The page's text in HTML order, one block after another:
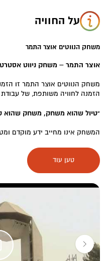
על החוויה
משחק הנווטים אוצר התמר
אוצר התמר – משחק ניווט
משחק הנווטים אוצר התמר זו
הזמנה לחוויה משותפת, של
"טיול שהוא משחק, משחק שהוא
המשחק אינו מחייב ידע מוקדם
המשחק מותאם לרכבים פרטים,
לבחירת הלקוח,
כיום גיבוש, יום כייף או סדנת
מקצוע נוספים כגון יועצים
כאמור משחק הנווטים מותאם
אפשר לשחק לבד, לרכוש ערכה
ואפשר כיום כייף, יום גיבוש של
טען עוד